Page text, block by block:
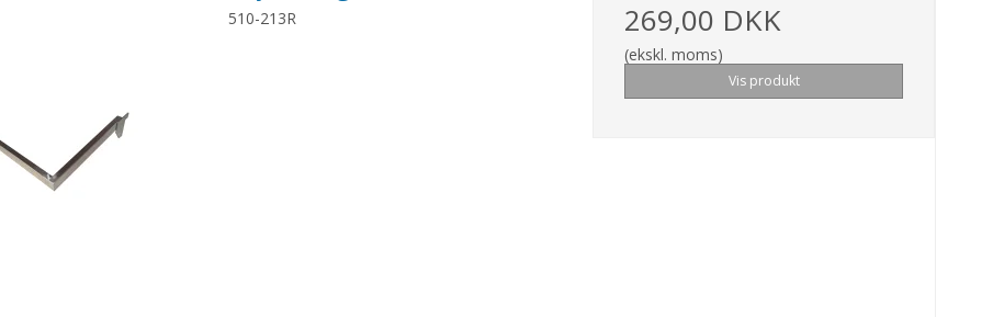
510-213R 269,00 DKK
(ekskl. moms)
Vis produkt